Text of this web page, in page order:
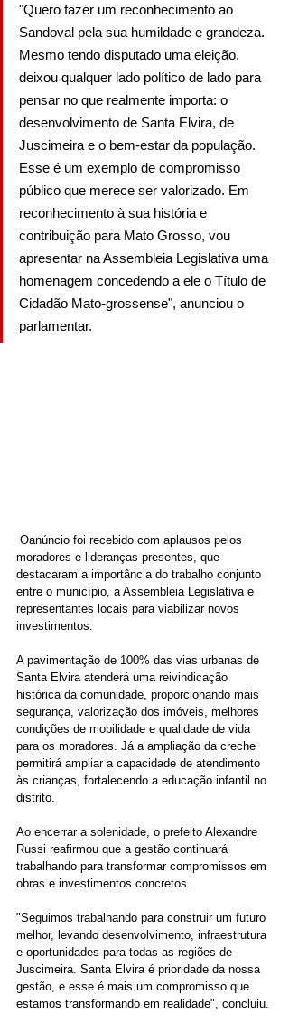
"Quero fazer um reconhecimento ao
Sandoval pela sua humildade e grandeza.
Mesmo tendo disputado uma eleição,
deixou qualquer lado político de lado para
pensar no que realmente importa: o
desenvolvimento de Santa Elvira, de
Juscimeira e o bem-estar da população.
Esse é um exemplo de compromisso
público que merece ser valorizado. Em
reconhecimento à sua história e
contribuição para Mato Grosso, vou
apresentar na Assembleia Legislativa uma
homenagem concedendo a ele o Título de
Cidadão Mato-grossense", anunciou o
parlamentar.
moradores e lideranças presentes, que
destacaram a importância do trabalho conjunto
entre o município, a Assembleia Legislativa e
representantes locais para viabilizar novos
investimentos.
A pavimentação de 100% das vias urbanas de
Santa Elvira atenderá uma reivindicação
histórica da comunidade, proporcionando mais
segurança, valorização dos imóveis, melhores
condições de mobilidade e qualidade de vida
para os moradores. Já a ampliação da creche
permitirá ampliar a capacidade de atendimento
às crianças, fortalecendo a educação infantil no
distrito.
Ao encerrar a solenidade, o prefeito Alexandre
Russi reafirmou que a gestão continuará
trabalhando para transformar compromissos em
obras e investimentos concretos.
"Seguimos trabalhando para construir um futuro
melhor, levando desenvolvimento, infraestrutura
e oportunidades para todas as regiões de
Juscimeira. Santa Elvira é prioridade da nossa
gestão, e esse é mais um compromisso que
estamos transformando em realidade", concluiu.